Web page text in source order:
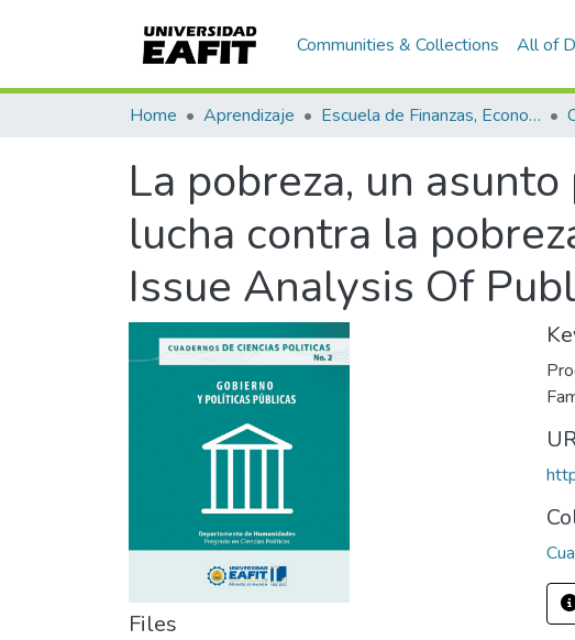
Communities & Collections All of
Home Aprendizaje Escuela de Finanzas, Economía y Gobierno
La pobreza, un
lucha contra la
Issue Analysis Of
Files